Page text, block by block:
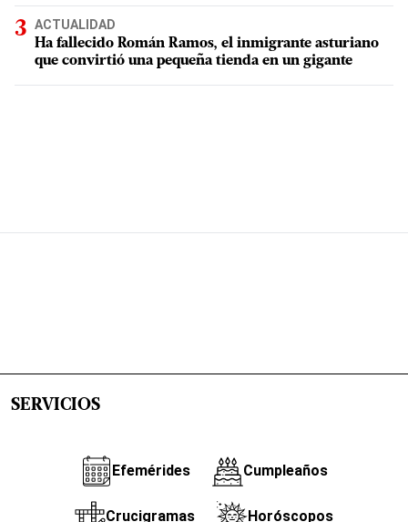
ACTUALIDAD
Ha fallecido Román Ramos, el inmigrante asturiano
que convirtió una pequeña tienda en un gigante
SERVICIOS
Efemérides Cumpleaños
Crucigramas Horóscopos